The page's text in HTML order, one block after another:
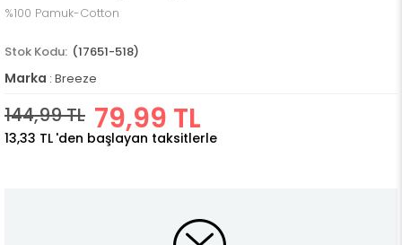
%100 Pamuk-Cotton
(17651-518)
Marka : Breeze
144,99 TL 79,99 TL
13,33 TL 'den başlayan taksitlerle